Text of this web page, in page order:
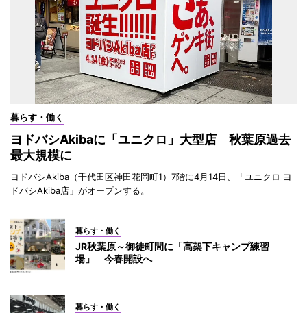
暮らす・働く
ヨドバシAkibaに「ユニクロ」大型店 秋葉原過去
最大規模に
ヨドバシAkiba（千代田区神田花岡町1）7階に4月14日、「ユニクロ ヨ
ドバシAkiba店」がオープンする。
暮らす・働く
JR秋葉原～御徒町間に「高架下キャンプ練習
場」 今春開設へ
暮らす・働く